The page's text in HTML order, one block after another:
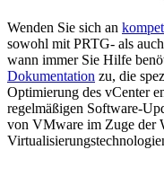
Wenden Sie sich an
sowohl mit PRTG- als
wann immer Sie Hilfe
Dokumentation zu, die
Optimierung des vCenter
regelmäßigen Software-
von VMware im Zuge der